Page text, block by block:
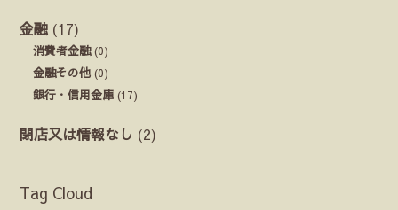
金融 (17)
消費者金融(0)
金融その他 (0)
銀行・信用金庫 (17)
閉店又は情報なし (2)
Tag Cloud